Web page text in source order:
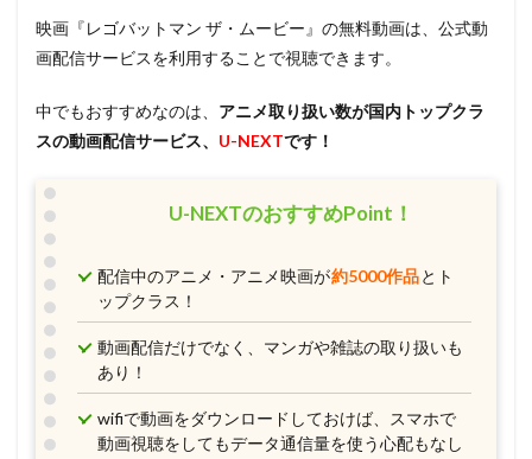
映画『レゴバットマン ザ・ムービー』の無料動画は、公式動
画配信サービスを利用することで視聴できます。
中でもおすすめなのは、 アニメ取り扱い数が国内トップクラ
スの動画配信サービス、 U-NEXTです！
U-NEXTのおすすめPoint！
配信中のアニメ・アニメ映画が約5000作品とト
ップクラス！
動画配信だけでなく、マンガや雑誌の取り扱いも
あり！
wifiで動画をダウンロードしておけば、スマホで
動画視聴をしてもデータ通信量を使う心配もなし